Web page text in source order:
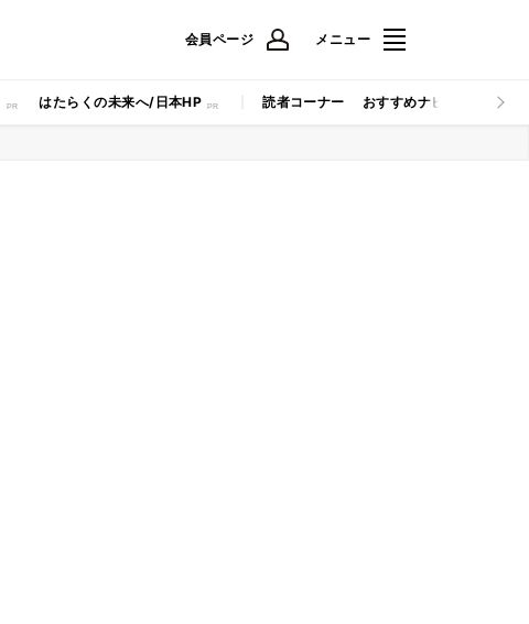
会員ページ メニュー
はたらくの未来へ/日本HP 読者コーナー おすすめナビ マイナビ